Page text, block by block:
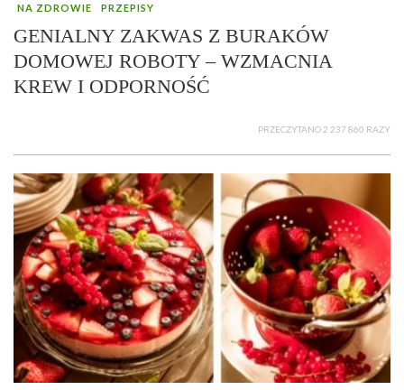
NA ZDROWIE PRZEPISY
GENIALNY ZAKWAS Z BURAKÓW
DOMOWEJ ROBOTY – WZMACNIA
KREW I ODPORNOŚĆ
PRZECZYTANO 2 237 860 RAZY